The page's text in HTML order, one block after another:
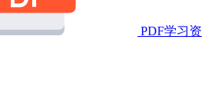
PDF学习资